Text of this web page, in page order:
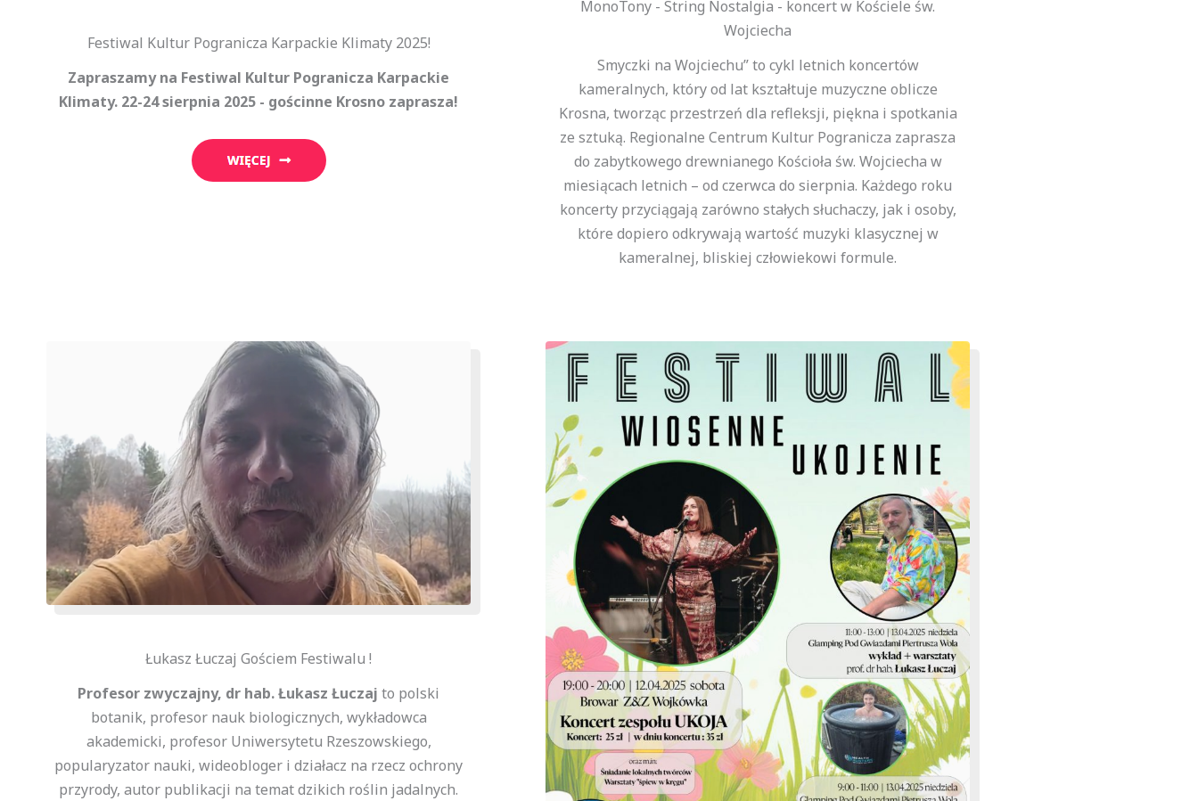
Festiwal Kultur Pogranicza Karpackie Klimaty 2025!
Zapraszamy na Festiwal Kultur Pogranicza Karpackie
Klimaty. 22-24 sierpnia 2025 - gościnne Krosno zaprasza!
MonoTony - String Nostalgia - koncert w Kościele św.
Wojciecha
Smyczki na Wojciechu” to cykl letnich koncertów
kameralnych, który od lat kształtuje muzyczne oblicze
Krosna, tworząc przestrzeń dla refleksji, piękna i spotkania
ze sztuką. Regionalne Centrum Kultur Pogranicza zaprasza
do zabytkowego drewnianego Kościoła św. Wojciecha w
miesiącach letnich – od czerwca do sierpnia. Każdego roku
koncerty przyciągają zarówno stałych słuchaczy, jak i osoby,
które dopiero odkrywają wartość muzyki klasycznej w
kameralnej, bliskiej człowiekowi formule.
Łukasz Łuczaj Gościem Festiwalu !
Profesor zwyczajny, dr hab. Łukasz Łuczaj to polski
botanik, profesor nauk biologicznych, wykładowca
akademicki, profesor Uniwersytetu Rzeszowskiego,
popularyzator nauki, wideobloger i działacz na rzecz ochrony
przyrody, autor publikacji na temat dzikich roślin jadalnych.